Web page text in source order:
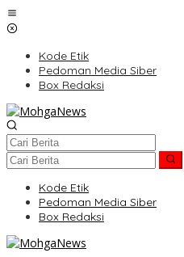
Lewati
ke
Kode Etik
Pedoman Media Siber
Box Redaksi
Kode Etik
Pedoman Media Siber
Box Redaksi